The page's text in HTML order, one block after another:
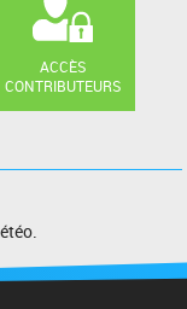
ACCÈS
CONTRIBUTEURS